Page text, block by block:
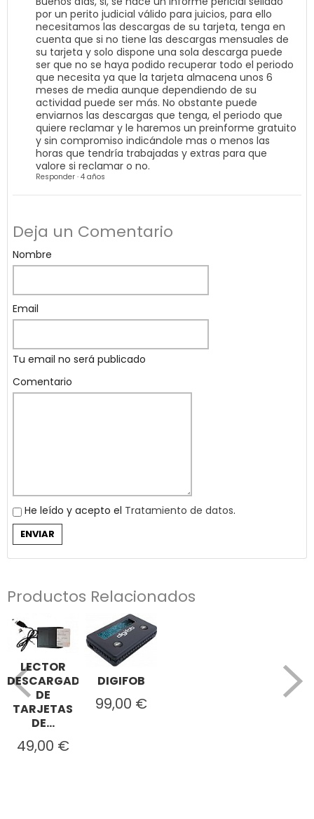
por un perito judicial válido para juicios, para ello
necesitamos las descargas de su tarjeta, tenga en
cuenta que si no tiene las descargas mensuales de
su tarjeta y solo dispone una sola descarga puede
ser que no se haya podido recuperar todo el periodo
que necesita ya que la tarjeta almacena unos 6
meses de media aunque dependiendo de su
actividad puede ser más. No obstante puede
enviarnos las descargas que tenga, el periodo que
quiere reclamar y le haremos un preinforme gratuito
y sin compromiso indicándole mas o menos las
horas que tendría trabajadas y extras para que
valore si reclamar o no.
Responder · 4 años
Deja un Comentario
Nombre
Email
Tu email no será publicado
Comentario
He leído y acepto el Tratamiento de datos.
Productos Relacionados
LECTOR
DESCARGADOR
DE
TARJETAS
DE...
49,00 €
DIGIFOB
99,00 €